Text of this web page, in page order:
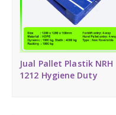
Jual Pallet Plastik NRH
1212 Hygiene Duty